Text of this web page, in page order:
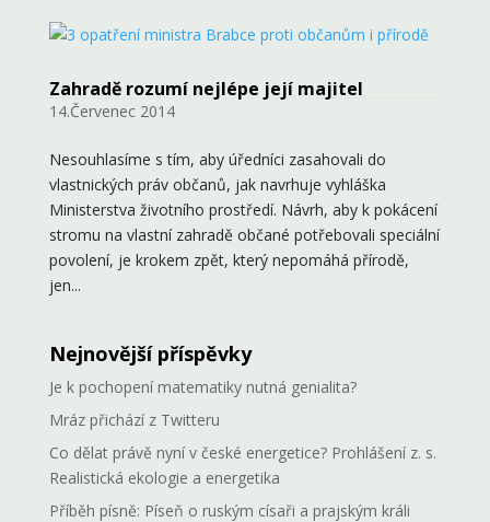
Zahradě rozumí nejlépe její majitel
14.Červenec 2014
Nesouhlasíme s tím, aby úředníci zasahovali do
vlastnických práv občanů, jak navrhuje vyhláška
Ministerstva životního prostředí. Návrh, aby k pokácení
stromu na vlastní zahradě občané potřebovali speciální
povolení, je krokem zpět, který nepomáhá přírodě,
jen...
Nejnovější příspěvky
Je k pochopení matematiky nutná genialita?
Mráz přichází z Twitteru
Co dělat právě nyní v české energetice? Prohlášení z. s.
Realistická ekologie a energetika
Příběh písně: Píseň o ruským císaři a prajským králi